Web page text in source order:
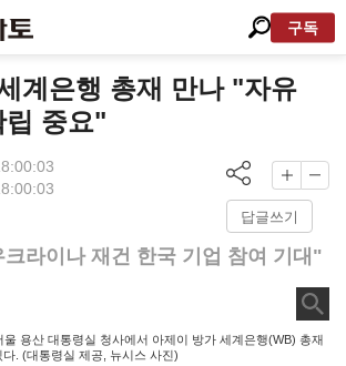
구독
계은행 총재 만나 "자유
립 중요"
답글쓰기
라이나 재건 한국 기업 참여 기대"
울 용산 대통령실 청사에서 아제이 방가 세계은행(WB) 총재
. (대통령실 제공, 뉴시스 사진)